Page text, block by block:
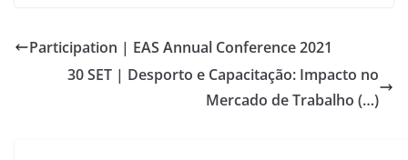
Participation | EAS Annual Conference 2021
30 SET | Desporto e Capacitação: Impacto no
Mercado de Trabalho (…)